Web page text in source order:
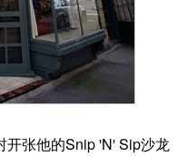
开张他的Snip 'N' Sip沙龙